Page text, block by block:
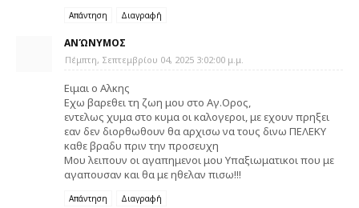
Απάντηση Διαγραφή
ΑΝΏΝΥΜΟΣ
Πέμπτη, Σεπτεμβρίου 04, 2025 3:02:00 μ.μ.
Ειμαι ο Αλκης
Εχω βαρεθει τη ζωη μου στο Αγ.Ορος,
εντελως χυμα στο κυμα οι καλογεροι, με εχουν πρηξει
εαν δεν διορθωθουν θα αρχισω να τους δινω ΠΕΛΕΚΥ
καθε βραδυ πριν την προσευχη
Μου λειπουν οι αγαπημενοι μου Υπαξιωματικοι που με
αγαπουσαν και θα με ηθελαν πισω!!!
Απάντηση Διαγραφή